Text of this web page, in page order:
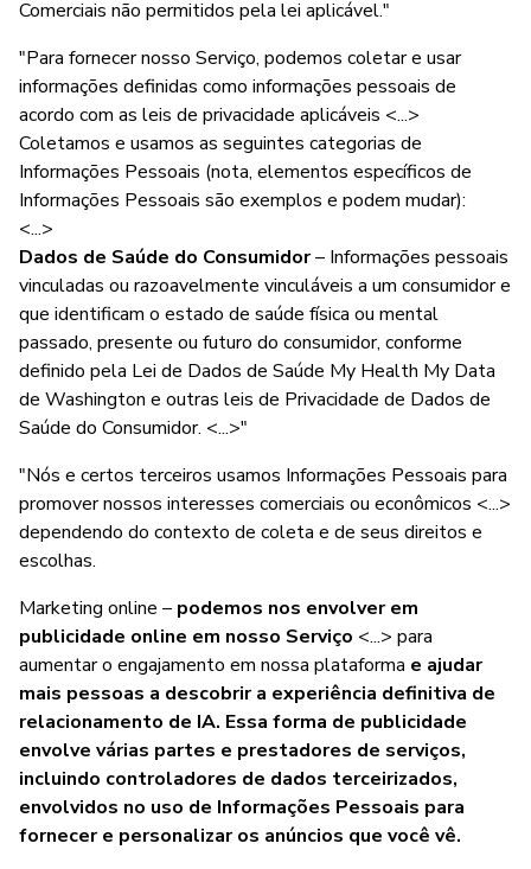
Comerciais não permitidos pela lei aplicável."
"Para fornecer nosso Serviço, podemos coletar e usar
informações definidas como informações pessoais de
acordo com as leis de privacidade aplicáveis <...>
Coletamos e usamos as seguintes categorias de
Informações Pessoais (nota, elementos específicos de
Informações Pessoais são exemplos e podem mudar):
<...>
Dados de Saúde do Consumidor– Informações pessoais
vinculadas ou razoavelmente vinculáveis a um consumidor e
que identificam o estado de saúde física ou mental
passado, presente ou futuro do consumidor, conforme
definido pela Lei de Dados de Saúde My Health My Data
de Washington e outras leis de Privacidade de Dados de
Saúde do Consumidor. <...>"
"Nós e certos terceiros usamos Informações Pessoais para
promover nossos interesses comerciais ou econômicos <...>
dependendo do contexto de coleta e de seus direitos e
escolhas.
Marketing online – podemos nos envolver em
publicidade online em nosso Serviço <...> para
aumentar o engajamento em nossa plataforma e ajudar
mais pessoas a descobrir a experiência definitiva de
relacionamento de IA. Essa forma de publicidade
envolve várias partes e prestadores de serviços,
incluindo controladores de dados terceirizados,
envolvidos no uso de Informações Pessoais para
fornecer e personalizar os anúncios que você vê.